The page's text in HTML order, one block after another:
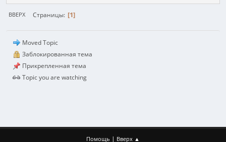
ВВЕРХ Страницы 1
Moved Topic
Заблокированная тема
Прикрепленная тема
Topic you are watching
Помощь | Вверх ▲